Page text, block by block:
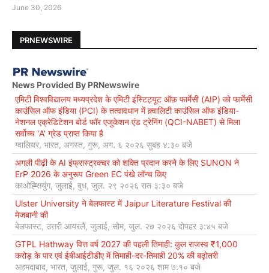
June 30, 2026
PRNEWSWIRE
News Provided By PRNewswire
एमिटी विश्वविद्यालय मध्यप्रदेश के एमिटी इंस्टिट्यूट ऑफ़ फार्मेसी (AIP) को फार्मेसी
काउंसिल ऑफ इंडिया (PCI) के तत्वावधान में क़्वालिटी काउंसिल ऑफ इंडिया-
नेशनल एक्रेडिटेशन बोर्ड फॉर एजुकेशन एंड ट्रेनिंग (QCI-NABET) से मिला
सर्वोच्च 'A' ग्रेड प्राप्त किया है
ग्वालियर, भारत, अगस्त, गुरू, अग. ६ २०२६ सुबह ४:३० बजे
अगली पीढ़ी के AI इंफ्रास्ट्रक्चर को शक्ति प्रदान करने के लिए SUNON ने
ErP 2026 के अनुरूप Green EC पंखे लॉन्च किए
काओह्सियुंग, जुलाई, बुध, जुल. २९ २०२६ रात ३:३० बजे
Ulster University ने बेलफास्ट में Jaipur Literature Festival की
मेजबानी की
बेलफास्ट, उत्तरी आयरलैं, जुलाई, सोम, जुल. २७ २०२६ दोपहर ३:४५ बजे
GTPL Hathway वित्त वर्ष 2027 की पहली तिमाही: कुल राजस्व ₹1,000
करोड़ के पार एवं ईबीआईटीडीए में तिमाही-दर-तिमाही 20% की बढ़ोतरी
अहमदाबाद, भारत, जुलाई, गुरू, जुल. १६ २०२६ शाम ७:१० बजे